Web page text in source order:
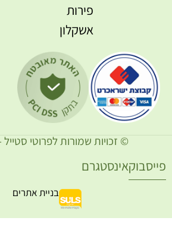
פירות
אשקלון
© זכויות שמורות לפרוטי סטייל -
בניית אתרים
אינסטגרם